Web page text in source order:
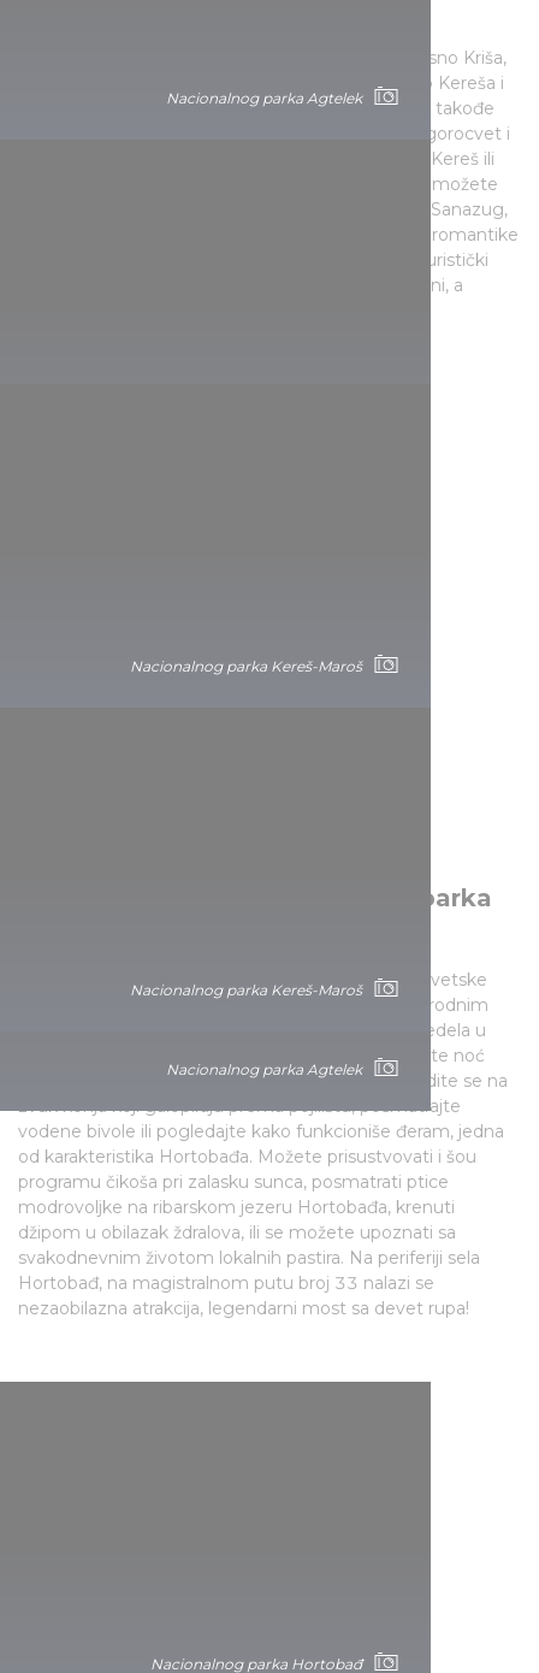
Nacionalnog parka Agtelek
Nacionalnog parka Agtelek
Park se prostire na plavnom terenu Kereša, odnosno Kriša,
reka sporog toka i podeljen je na dva dela: predeo Kereša i
lesni greben Bekeš-Čanad. Flora ovog područja je takođe
posebna, u celoj zemlji samo ovde se mogunaći gorocvet i
klimava žalfija. Takođe, možete istražiti vode reka Kereš ili
kanala Eleviz kajakom ili kanuom, naravno, pejzaž možete
istražiti i biciklom. Svakako preporučujemo izlet u Sanazug,
na ušću Crnog i Belog Kriša, gde vas, pored divlje romantike
prirodnog okruženja, očekuje seoski mir - čarda, turistički
smeštaj, kemping, pedaline, kuglane i teniski tereni, a
Nacionalnog parka Kereš-Maroš
Nacionalnog parka Kereš-Maroš
poseban doživljaj Nacionalnog parka
Prvi nacionalni park u Mađarskoj nalazi se na listi svetske
baštine UNESCO-a. Zahvaljujući istoriji, prirodi i narodnim
tradicijama Hortobađa, to je jedan od najlepših predela u
zemlji, značajno mesto mađarske istorije. Provedite noć
pod zvezdanim nebom ležeći na slamarici, probudite se na
zvuk konja koji galopiraju prema pojilištu, posmatrajte
vodene bivole ili pogledajte kako funkcioniše đeram, jedna
od karakteristika Hortobađa. Možete prisustvovati i šou
programu čikoša pri zalasku sunca, posmatrati ptice
modrovoljke na ribarskom jezeru Hortobađa, krenuti
džipom u obilazak ždralova, ili se možete upoznati sa
svakodnevnim životom lokalnih pastira. Na periferiji sela
Hortobađ, na magistralnom putu broj 33 nalazi se
nezaobilazna atrakcija, legendarni most sa devet rupa!
Nacionalnog parka Hortobađ